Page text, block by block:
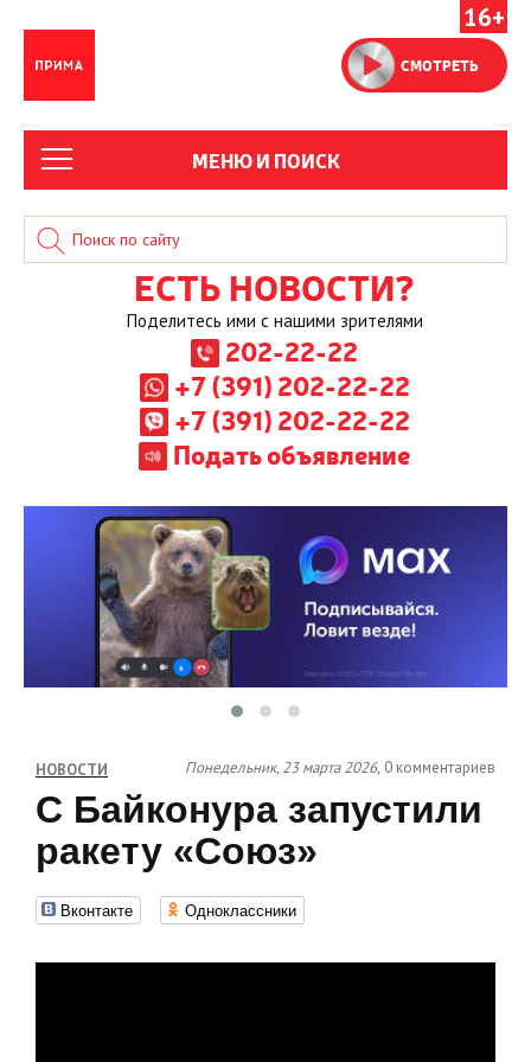
16+
СМОТРЕТЬ
МЕНЮ И ПОИСК
ЕСТЬ НОВОСТИ?
Поделитесь ими с нашими зрителями
202-22-22
+7 (391) 202-22-22
+7 (391) 202-22-22
Подать объявление
НОВОСТИ Понедельник, 23 марта 2026, 0 комментариев
С Байконура запустили
ракету «Союз»
Вконтакте Одноклассники